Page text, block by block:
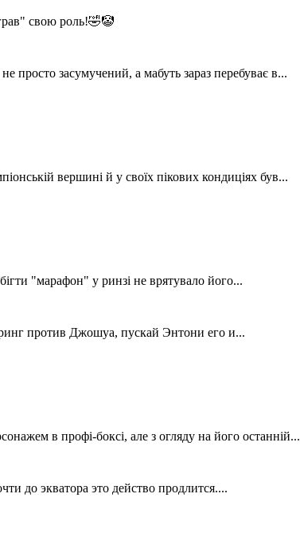
свою роль!🤣🤡
просто засумучений, а мабуть зараз перебуває в...
вершині й у своїх пікових кондиціях був...
"марафон" у ринзі не врятувало його...
против Джошуа, пускай Энтони его и...
в профі-боксі, але з огляду на його останній...
до экватора это действо продлится....